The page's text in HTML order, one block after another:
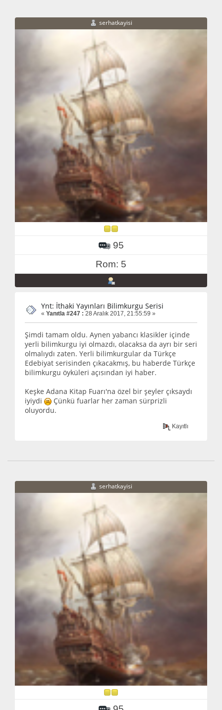
serhatkayisi
95
Rom: 5
Ynt: İthaki Yayınları Bilimkurgu Serisi
« Yanıtla #247 : 28 Aralık 2017, 21:55:59 »
Şimdi tamam oldu. Aynen yabancı klasikler içinde
yerli bilimkurgu iyi olmazdı, olacaksa da ayrı bir seri
olmalıydı zaten. Yerli bilimkurgular da Türkçe
Edebiyat serisinden çıkacakmış, bu haberde Türkçe
bilimkurgu öyküleri açısından iyi haber.
Keşke Adana Kitap Fuarı'na özel bir şeyler çıksaydı
iyiydi
Çünkü fuarlar her zaman sürprizli
oluyordu.
Kayıtlı
serhatkayisi